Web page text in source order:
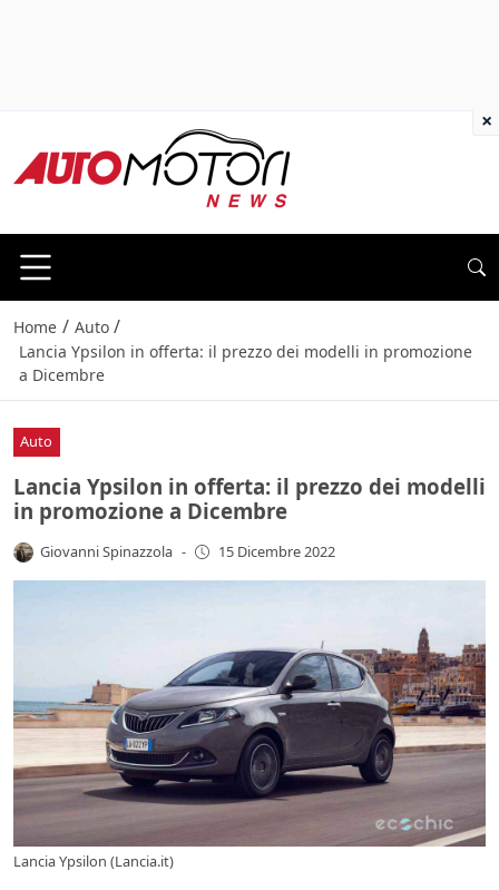
Home / Auto /
Lancia Ypsilon in offerta: il prezzo dei modelli in promozione
a Dicembre
Auto
Lancia Ypsilon in offerta: il prezzo dei modelli
in promozione a Dicembre
Giovanni Spinazzola - 15 Dicembre 2022
Lancia Ypsilon (Lancia.it)
×